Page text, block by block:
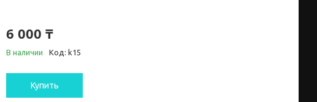
6 000 ₸
В наличии Код: k15
Купить